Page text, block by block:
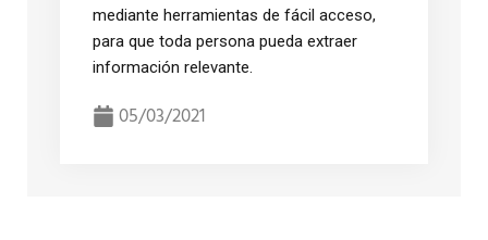
mediante herramientas de fácil acceso,
para que toda persona pueda extraer
información relevante.
05/03/2021